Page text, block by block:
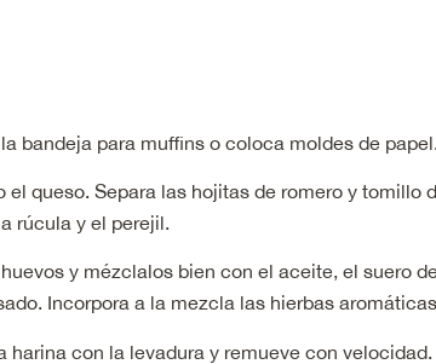
bandeja para muffins o coloca moldes de papel.
el queso. Separa las hojitas de romero y tomillo
rúcula y el perejil.
y mézclalos bien con el aceite, el suero
Incorpora a la mezcla las hierbas
harina con la levadura y remueve con